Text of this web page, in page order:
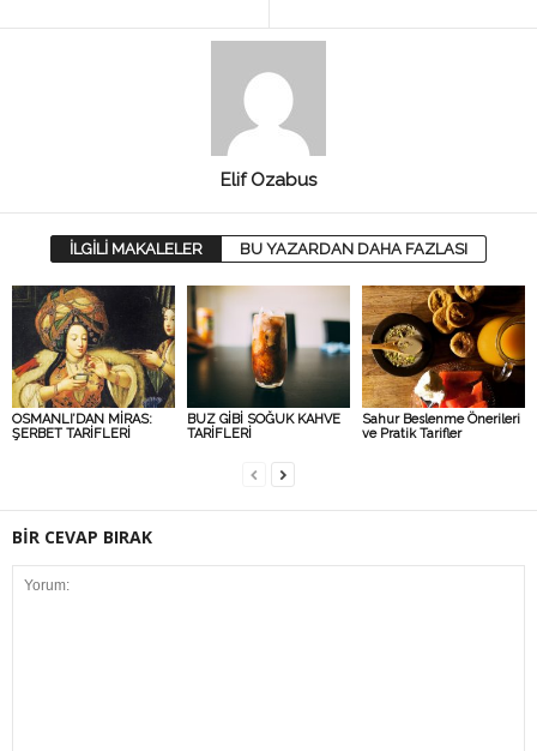
Elif Ozabus
İLGİLİ MAKALELER BU YAZARDAN DAHA FAZLASI
OSMANLI’DAN MİRAS:
ŞERBET TARİFLERİ
BUZ GİBİ SOĞUK KAHVE
TARİFLERİ
Sahur Beslenme Önerileri
ve Pratik Tarifler
BİR CEVAP BIRAK